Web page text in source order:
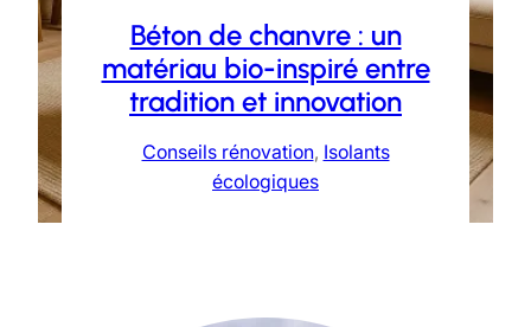
Béton de chanvre : un
matériau bio-inspiré entre
tradition et innovation
Conseils rénovation, Isolants
écologiques